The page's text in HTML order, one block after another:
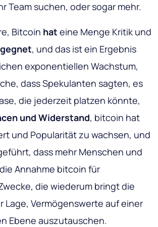
Team suchen, oder sogar mehr.
Bitcoin hat eine Menge Kritik und
, und das ist ein Ergebnis
exponentiellen Wachstum,
dass Spekulanten sagten, es
die jederzeit platzen könnte,
und Widerstand, bitcoin hat
und Popularität zu wachsen, und
dass mehr Menschen und
Annahme bitcoin für
die wiederum bringt die
Lage, Vermögenswerte auf einer
Ebene auszutauschen.